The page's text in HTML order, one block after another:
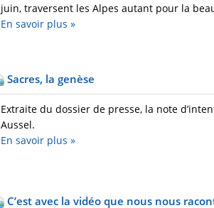
juin, traversent les Alpes autant pour la
En savoir plus »
Sacres, la genèse
Extraite du dossier de presse, la note
Aussel.
En savoir plus »
C’est avec la vidéo que nous nous